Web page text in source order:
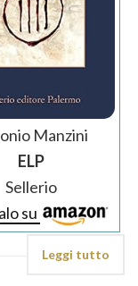
Manzini
ELP
Sellerio
su
Leggi tutto